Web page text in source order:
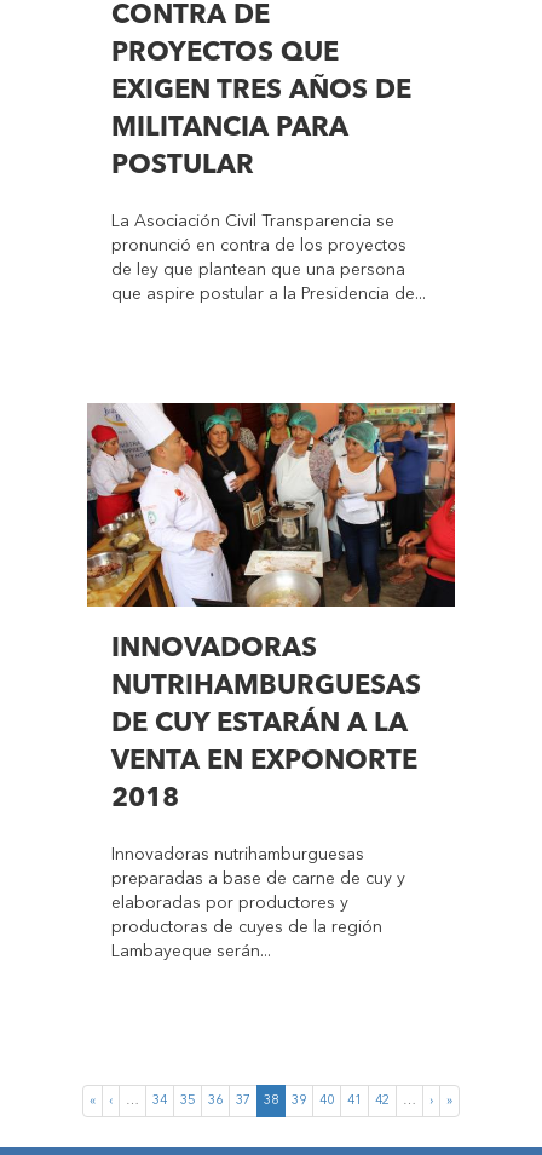
CONTRA DE
PROYECTOS QUE
EXIGEN TRES AÑOS DE
MILITANCIA PARA
POSTULAR
La Asociación Civil Transparencia se
pronunció en contra de los proyectos
de ley que plantean que una persona
que aspire postular a la Presidencia de...
INNOVADORAS
NUTRIHAMBURGUESAS
DE CUY ESTARÁN A LA
VENTA EN EXPONORTE
2018
Innovadoras nutrihamburguesas
preparadas a base de carne de cuy y
elaboradas por productores y
productoras de cuyes de la región
Lambayeque serán...
« ‹ … 34 35 36 37 38 39 40 41 42 … › »